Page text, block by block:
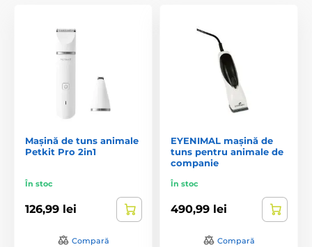
Mașină de tuns animale
Petkit Pro 2in1
În stoc
126,99 lei
Compară
EYENIMAL mașină de
tuns pentru animale de
companie
În stoc
490,99 lei
Compară